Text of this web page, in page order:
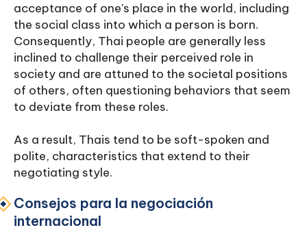
acceptance of one's place in the world, including
the social class into which a person is born.
Consequently, Thai people are generally less
inclined to challenge their perceived role in
society and are attuned to the societal positions
of others, often questioning behaviors that seem
to deviate from these roles.
As a result, Thais tend to be soft-spoken and
polite, characteristics that extend to their
negotiating style.
Consejos para la negociación
internacional